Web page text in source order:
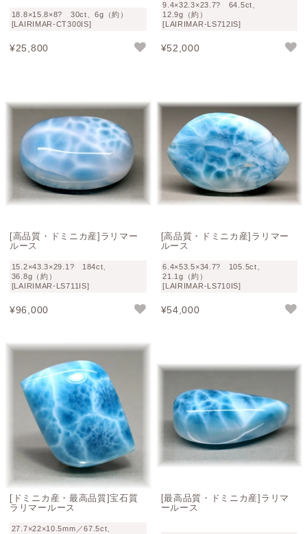
18.8×15.8×8? 30ct、6g（約）
[LAIRIMAR-CT300IS]
¥25,800
9.4×32.3×23.7? 64.5ct、
12.9g（約）
[LAIRIMAR-LS712IS]
¥52,000
[高品質・ドミニカ産]ラリマー
ルース
15.2×43.3×29.1? 184ct、
36.8g（約）
[LAIRIMAR-LS711IS]
¥96,000
[高品質・ドミニカ産]ラリマー
ルース
6.4×53.5×34.7? 105.5ct、
21.1g（約）
[LAIRIMAR-LS710IS]
¥54,000
[ドミニカ産・最高品質]宝石質
ラリマールース
27.7×22×10.5mm／67.5ct、
[最高品質・ドミニカ産]ラリマ
ールース